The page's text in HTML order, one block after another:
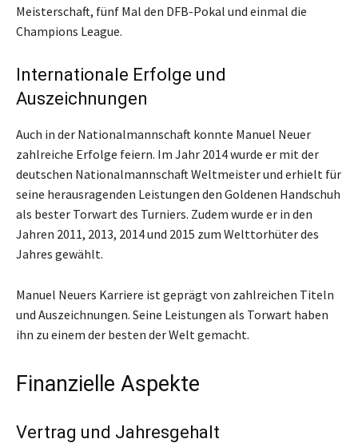
Meisterschaft, fünf Mal den DFB-Pokal und einmal die
Champions League.
Internationale Erfolge und
Auszeichnungen
Auch in der Nationalmannschaft konnte Manuel Neuer
zahlreiche Erfolge feiern. Im Jahr 2014 wurde er mit der
deutschen Nationalmannschaft Weltmeister und erhielt für
seine herausragenden Leistungen den Goldenen Handschuh
als bester Torwart des Turniers. Zudem wurde er in den
Jahren 2011, 2013, 2014 und 2015 zum Welttorhüter des
Jahres gewählt.
Manuel Neuers Karriere ist geprägt von zahlreichen Titeln
und Auszeichnungen. Seine Leistungen als Torwart haben
ihn zu einem der besten der Welt gemacht.
Finanzielle Aspekte
Vertrag und Jahresgehalt